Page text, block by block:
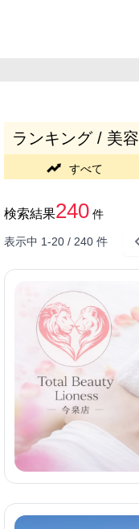
ランキング / 美容
すべて
検索結果240 件
表示中 1-20 / 240 件